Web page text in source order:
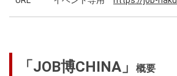
「JOB博CHINA」 概要